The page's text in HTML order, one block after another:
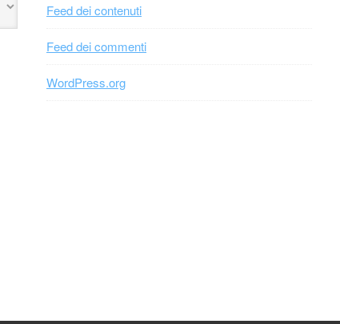
Feed dei contenuti
Feed dei commenti
WordPress.org